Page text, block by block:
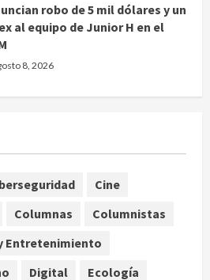
robo de 5 mil dólares y un
al equipo de Junior H en el
8, 2026
y Perú restablecen
de enfrentamientos
8, 2026
Cine
Columnas
Columnistas
Entretenimiento
Digital
Ecología